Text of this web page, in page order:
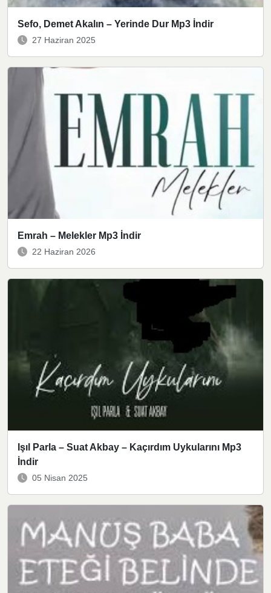
Sefo, Demet Akalın – Yerinde Dur Mp3 İndir
27 Haziran 2025
Emrah – Melekler Mp3 İndir
22 Haziran 2026
Işıl Parla – Suat Akbay – Kaçırdım Uykularını Mp3
İndir
05 Nisan 2025